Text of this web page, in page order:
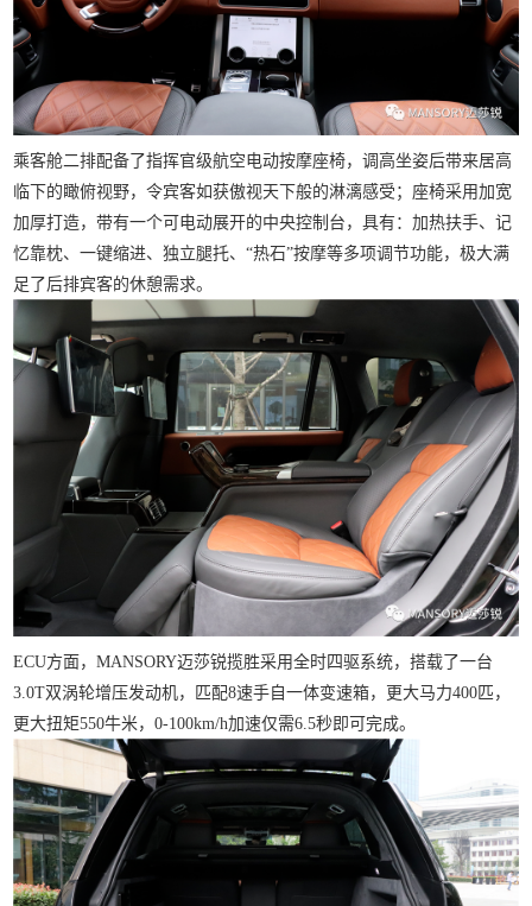
乘客舱二排配备了指挥官级航空电动按摩座椅，调高坐姿后带来居高
临下的瞰俯视野，令宾客如获傲视天下般的淋漓感受；座椅采用加宽
加厚打造，带有一个可电动展开的中央控制台，具有：加热扶手、记
忆靠枕、一键缩进、独立腿托、“热石”按摩等多项调节功能，极大满
足了后排宾客的休憩需求。
ECU方面，MANSORY迈莎锐揽胜采用全时四驱系统，搭载了一台
3.0T双涡轮增压发动机，匹配8速手自一体变速箱，更大马力400 匹，
更大扭矩550牛米，0-100km/h加速仅需6.5秒即可完成。